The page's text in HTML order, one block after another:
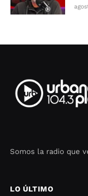
Somos la radio que
LO ÚLTIMO